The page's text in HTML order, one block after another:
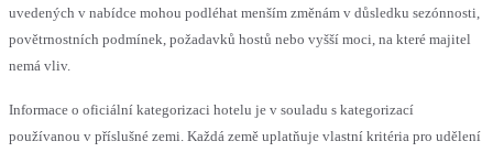
uvedených v nabídce mohou podléhat menším změnám v důsledku sezónnosti,
povětrnostních podmínek, požadavků hostů nebo vyšší moci, na které majitel
nemá vliv.
Informace o oficiální kategorizaci hotelu je v souladu s kategorizací
používanou v příslušné zemi. Každá země uplatňuje vlastní kritéria pro udělení